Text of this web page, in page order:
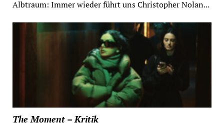
Albtraum: Immer wieder führt uns Christopher Nolan...
The Moment – Kritik